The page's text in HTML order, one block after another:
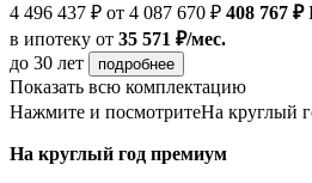
4 496 437 ₽ от 4 087 670 ₽ 408 767 ₽
в ипотеку от 35 571 ₽/мес.
до 30 лет
подробнее
Показать всю комплектацию
Нажмите и посмотритеНа круглый
На круглый год премиум